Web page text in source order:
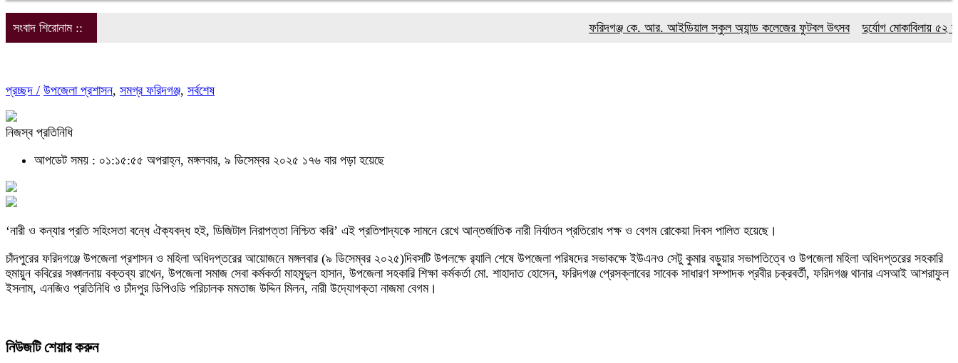
সংবাদ শিরোনাম :: ফরিদগঞ্জ কে. আর. আইডিয়াল স্কুল অ্যান্ড কলেজের ফুটবল উৎসব দুর্যোগ মোকাবিলায় ৫২
প্রচ্ছদ / উপজেলা প্রশাসন, সমগ্র ফরিদগঞ্জ, সর্বশেষ
নিজস্ব প্রতিনিধি
আপডেট সময় : ০১:১৫:৫৫ অপরাহ্ন, মঙ্গলবার, ৯ ডিসেম্বর ২০২৫ ১৭৬ বার পড়া হয়েছে
‘নারী ও কন্যার প্রতি সহিংসতা বন্ধে ঐক্যবদ্ধ হই, ডিজিটাল নিরাপত্তা নিশ্চিত করি’ এই প্রতিপাদ্যকে সামনে রেখে আন্তর্জাতিক নারী নির্যাতন প্রতিরোধ পক্ষ ও বেগম রোকেয়া দিবস পালিত হয়েছে।
চাঁদপুরের ফরিদগঞ্জে উপজেলা প্রশাসন ও মহিলা অধিদপ্তরের আয়োজনে মঙ্গলবার (৯ ডিসেম্বর ২০২৫)দিবসটি উপলক্ষে র‌্যালি শেষে উপজেলা পরিষদের সভাকক্ষে ইউএনও সেটু কুমার বড়ুয়ার সভাপতিত্বে ও উপজেলা মহিলা অধিদপ্তরের সহকারি
হুমায়ুন কবিরের সঞ্চালনায় বক্তব্য রাখেন, উপজেলা সমাজ সেবা কর্মকর্তা মাহমুদুল হাসান, উপজেলা সহকারি শিক্ষা কর্মকর্তা মো. শাহাদাত হোসেন, ফরিদগঞ্জ প্রেসক্লাবের সাবেক সাধারণ সম্পাদক প্রবীর চক্রবর্তী, ফরিদগঞ্জ থানার এসআই আশরাফুল
ইসলাম, এনজিও প্রতিনিধি ও চাঁদপুর ডিপিওডি পরিচালক মমতাজ উদ্দিন মিলন, নারী উদ্যোগক্তা নাজমা বেগম।
নিউজটি শেয়ার করুন